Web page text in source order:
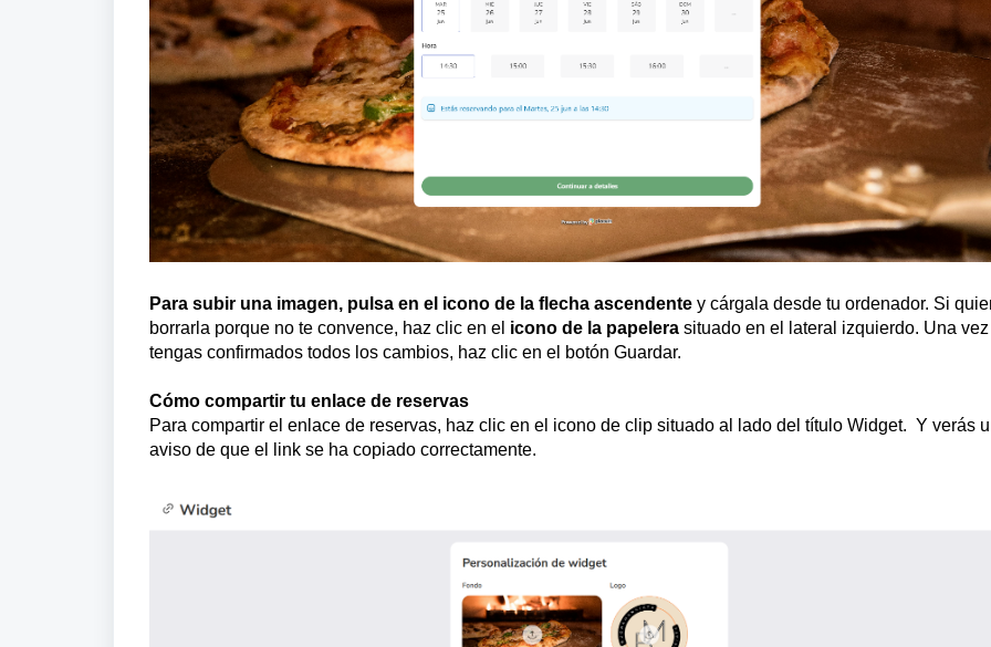
Para subir una imagen, pulsa en el icono de la flecha ascendente y cárgala desde tu ordenador. Si
borrarla porque no te convence, haz clic en el icono de la papelera situado en el lateral izquierdo. Una vez
tengas confirmados todos los cambios, haz clic en el botón Guardar.
Cómo compartir tu enlace de reservas
Para compartir el enlace de reservas, haz clic en el icono de clip situado al lado del título Widget. Y verás
aviso de que el link se ha copiado correctamente.